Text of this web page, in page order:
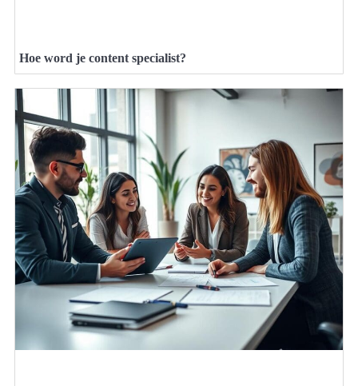
Hoe word je content specialist?